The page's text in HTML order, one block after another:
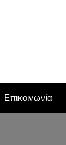
Επικοινωνία